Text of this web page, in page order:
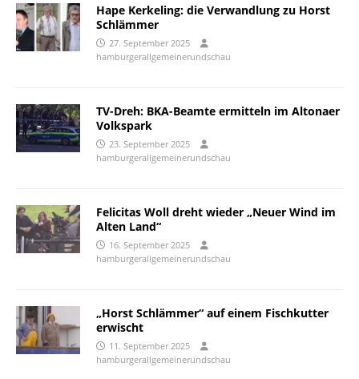
Hape Kerkeling: die Verwandlung zu Horst
Schlämmer
27. September 2025
hamburgerallgemeinerundschau
TV-Dreh: BKA-Beamte ermitteln im Altonaer
Volkspark
23. September 2025
hamburgerallgemeinerundschau
Felicitas Woll dreht wieder „Neuer Wind im
Alten Land“
16. September 2025
hamburgerallgemeinerundschau
„Horst Schlämmer“ auf einem Fischkutter
erwischt
11. September 2025
hamburgerallgemeinerundschau